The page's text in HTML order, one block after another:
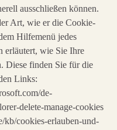
ausschließen können.
Art, wie er die Cookie-
Hilfemenü jedes
erläutert, wie Sie Ihre
Diese finden Sie für die
Links:
de-
delete-manage-cookies
kb/cookies-erlauben-und-